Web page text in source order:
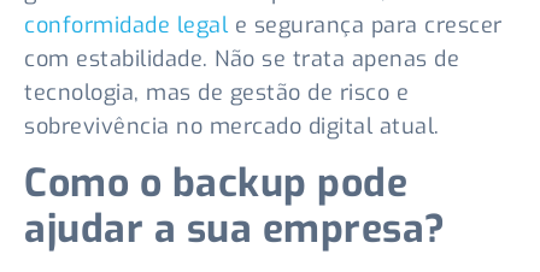
conformidade legale segurança para crescer
com estabilidade. Não se trata apenas de
tecnologia, mas de gestão de risco e
sobrevivência no mercado digital atual.
Como o backup pode
ajudar a sua empresa?